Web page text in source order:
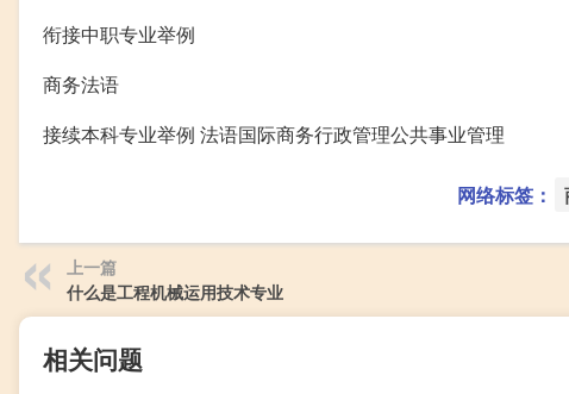
衔接中职专业举例
商务法语
接续本科专业举例 法语国际商务行政管理公共事业管理
网络标签：
上一篇
什么是工程机械运用技术专业
相关问题